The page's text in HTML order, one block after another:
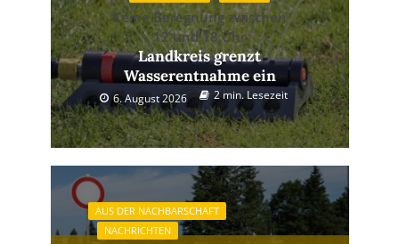
Keine Beregnung zwischen
12 und 18 Uhr
Landkreis grenzt
Wasserentnahme ein
6. August 2026 2 min. Lesezeit
AUS DER NACHBARSCHAFT
NACHRICHTEN